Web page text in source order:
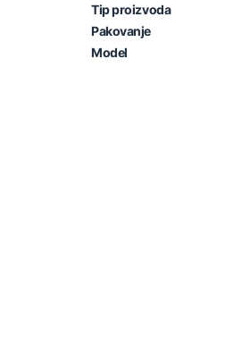
Tip proizvoda
Pakovanje
Model